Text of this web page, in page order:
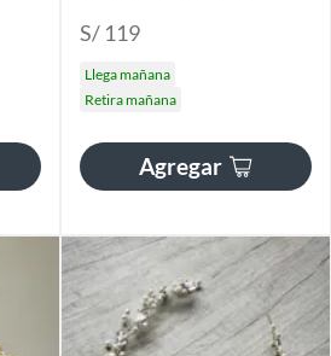
S/ 119
Llega mañana
Retira mañana
Agregar